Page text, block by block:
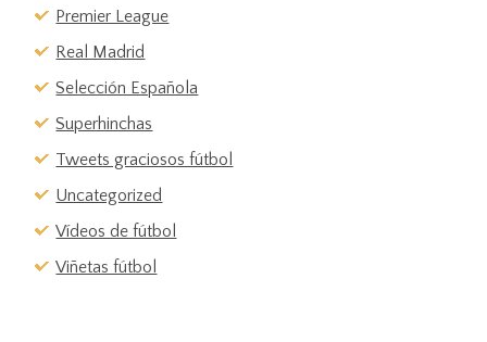
Premier League
Real Madrid
Selección Española
Superhinchas
Tweets graciosos fútbol
Uncategorized
Vídeos de fútbol
Viñetas fútbol